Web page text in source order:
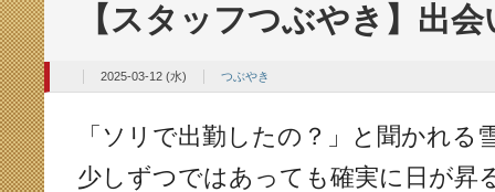
【スタッフつぶやき】出会
2025-03-12 (水) つぶやき
「ソリで出勤したの？」と聞かれる
少しずつではあっても確実に日が昇